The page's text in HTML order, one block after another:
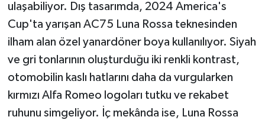
ulaşabiliyor. Dış tasarımda, 2024 America's
Cup'ta yarışan AC75 Luna Rossa teknesinden
ilham alan özel yanardöner boya kullanılıyor. Siyah
ve gri tonlarının oluşturduğu iki renkli kontrast,
otomobilin kaslı hatlarını daha da vurgularken
kırmızı Alfa Romeo logoları tutku ve rekabet
ruhunu simgeliyor. İç mekânda ise, Luna Rossa